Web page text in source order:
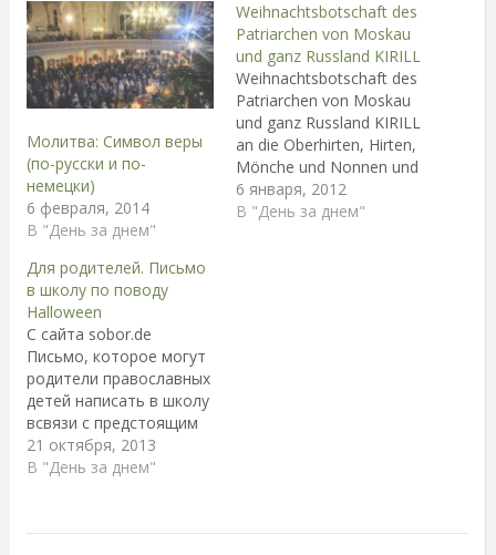
Молитва: Символ веры
(по-русски и по-
немецки)
6 февраля, 2014
В "День за днем"
Weihnachtsbotschaft des
Patriarchen von Moskau
und ganz Russland KIRILL
Weihnachtsbotschaft des
Patriarchen von Moskau
und ganz Russland KIRILL
an die Oberhirten, Hirten,
Mönche und Nonnen und
alle treuen Kinder der
Russischen Orthodoxen
6 января, 2012
В "День за днем"
Для родителей. Письмо
в школу по поводу
Halloween
С сайта sobor.de
Письмо, которое могут
родители православных
детей написать в школу
всвязи с предстоящим
"праздником" Halloween.
Это письмо может
семей в будущем,
21 октября, 2013
В "День за днем"